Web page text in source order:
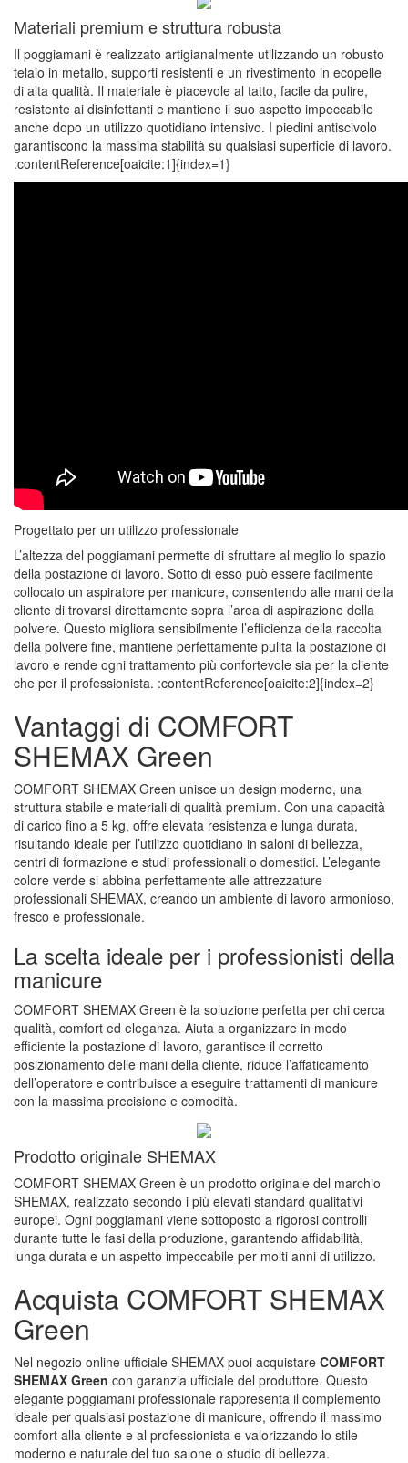
Materiali premium e struttura robusta
Il poggiamani è realizzato artigianalmente utilizzando un robusto
telaio in metallo, supporti resistenti e un rivestimento in ecopelle
di alta qualità. Il materiale è piacevole al tatto, facile da pulire,
resistente ai disinfettanti e mantiene il suo aspetto impeccabile
anche dopo un utilizzo quotidiano intensivo. I piedini antiscivolo
garantiscono la massima stabilità su qualsiasi superficie di lavoro.
:contentReference[oaicite:1]{index=1}
Progettato per un utilizzo professionale
L’altezza del poggiamani permette di sfruttare al meglio lo spazio
della postazione di lavoro. Sotto di esso può essere facilmente
collocato un aspiratore per manicure, consentendo alle mani della
cliente di trovarsi direttamente sopra l’area di aspirazione della
polvere. Questo migliora sensibilmente l’efficienza della raccolta
della polvere fine, mantiene perfettamente pulita la postazione di
lavoro e rende ogni trattamento più confortevole sia per la cliente
che per il professionista. :contentReference[oaicite:2]{index=2}
Vantaggi di COMFORT
SHEMAX Green
COMFORT SHEMAX Green unisce un design moderno, una
struttura stabile e materiali di qualità premium. Con una capacità
di carico fino a 5 kg, offre elevata resistenza e lunga durata,
risultando ideale per l’utilizzo quotidiano in saloni di bellezza,
centri di formazione e studi professionali o domestici. L’elegante
colore verde si abbina perfettamente alle attrezzature
professionali SHEMAX, creando un ambiente di lavoro armonioso,
fresco e professionale.
La scelta ideale per i professionisti della
manicure
COMFORT SHEMAX Green è la soluzione perfetta per chi cerca
qualità, comfort ed eleganza. Aiuta a organizzare in modo
efficiente la postazione di lavoro, garantisce il corretto
posizionamento delle mani della cliente, riduce l’affaticamento
dell’operatore e contribuisce a eseguire trattamenti di manicure
con la massima precisione e comodità.
Prodotto originale SHEMAX
COMFORT SHEMAX Green è un prodotto originale del marchio
SHEMAX, realizzato secondo i più elevati standard qualitativi
europei. Ogni poggiamani viene sottoposto a rigorosi controlli
durante tutte le fasi della produzione, garantendo affidabilità,
lunga durata e un aspetto impeccabile per molti anni di utilizzo.
Acquista COMFORT SHEMAX
Green
Nel negozio online ufficiale SHEMAX puoi acquistare COMFORT
SHEMAX Green con garanzia ufficiale del produttore. Questo
elegante poggiamani professionale rappresenta il complemento
ideale per qualsiasi postazione di manicure, offrendo il massimo
comfort alla cliente e al professionista e valorizzando lo stile
moderno e naturale del tuo salone o studio di bellezza.